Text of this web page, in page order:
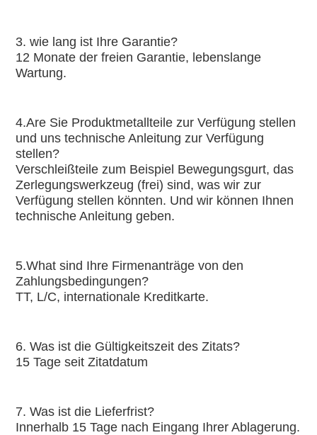
3. wie lang ist Ihre Garantie?
12 Monate der freien Garantie, lebenslange
Wartung.
4.Are Sie Produktmetallteile zur Verfügung stellen
und uns technische Anleitung zur Verfügung
stellen?
Verschleißteile zum Beispiel Bewegungsgurt, das
Zerlegungswerkzeug (frei) sind, was wir zur
Verfügung stellen könnten. Und wir können Ihnen
technische Anleitung geben.
5.What sind Ihre Firmenanträge von den
Zahlungsbedingungen?
TT, L/C, internationale Kreditkarte.
6. Was ist die Gültigkeitszeit des Zitats?
15 Tage seit Zitatdatum
7. Was ist die Lieferfrist?
Innerhalb 15 Tage nach Eingang Ihrer Ablagerung.